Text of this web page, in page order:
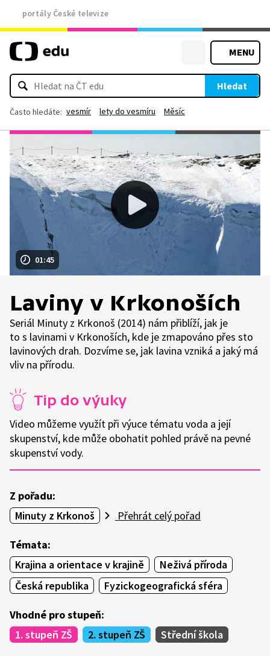
portály České televize
MENU
Hledat
Často hledáte: vesmír lety do vesmíru Měsíc
01:45
Laviny v Krkonoších
Seriál Minuty z Krkonoš (2014) nám přiblíží, jak je
to s lavinami v Krkonoších, kde je zmapováno přes sto
lavinových drah. Dozvíme se, jak lavina vzniká a jaký má
vliv na přírodu.
Tip do výuky
Video můžeme využít při výuce tématu voda a její
skupenství, kde může obohatit pohled právě na pevné
skupenství vody.
Z pořadu:
Minuty z Krkonoš
Přehrát celý pořad
Témata:
Krajina a orientace v krajině
Neživá příroda
Česká republika
Fyzickogeografická sféra
Vhodné pro stupeň:
1. stupeň ZŠ
2. stupeň ZŠ Střední škola